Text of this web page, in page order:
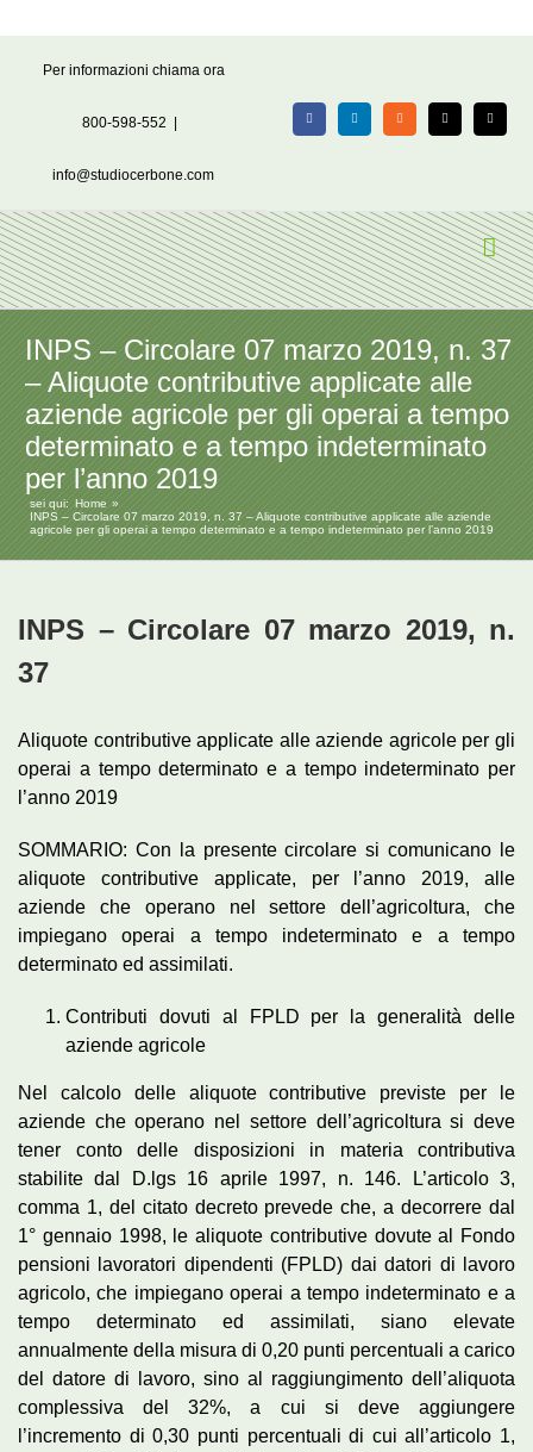
Per informazioni chiama ora
800-598-552
info@studiocerbone.com
FacebookLinkedIn Rss X Email
INPS – Circolare 07 marzo 2019, n. 37
– Aliquote contributive applicate alle
aziende agricole per gli operai a tempo
determinato e a tempo indeterminato
per l’anno 2019
sei qui:
Home
INPS – Circolare 07 marzo 2019, n. 37 – Aliquote contributive applicate alle aziende
agricole per gli operai a tempo determinato e a tempo indeterminato per l’anno 2019
INPS – Circolare 07 marzo 2019, n.
37
Aliquote contributive applicate alle aziende agricole per gli
operai a tempo determinato e a tempo indeterminato per
l’anno 2019
SOMMARIO: Con la presente circolare si comunicano le
aliquote contributive applicate, per l’anno 2019, alle
aziende che operano nel settore dell’agricoltura, che
impiegano operai a tempo indeterminato e a tempo
determinato ed assimilati.
Contributi dovuti al FPLD per la generalità delle
aziende agricole
Nel calcolo delle aliquote contributive previste per le
aziende che operano nel settore dell’agricoltura si deve
tener conto delle disposizioni in materia contributiva
stabilite dal D.lgs 16 aprile 1997, n. 146. L’articolo 3,
comma 1, del citato decreto prevede che, a decorrere dal
1° gennaio 1998, le aliquote contributive dovute al Fondo
pensioni lavoratori dipendenti (FPLD) dai datori di lavoro
agricolo, che impiegano operai a tempo indeterminato e a
tempo determinato ed assimilati, siano elevate
annualmente della misura di 0,20 punti percentuali a carico
del datore di lavoro, sino al raggiungimento dell’aliquota
complessiva del 32%, a cui si deve aggiungere
l’incremento di 0,30 punti percentuali di cui all’articolo 1,